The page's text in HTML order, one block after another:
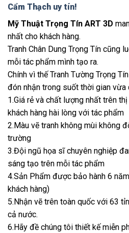
Cẩm Thạch uy tín!
Mỹ Thuật Trọng Tín ART 3D
nhất cho khách hàng.
Tranh Chân Dung Trọng Tín cũng
mỗi tác phẩm mình tạo ra.
Chính vì thế Tranh Tường Trọng
đón nhận trong suốt thời gian vừa
1.Giá rẻ và chất lượng nhất trên
khách hàng hài lòng với tác phẩm
2.Màu vẽ tranh không mùi không
trường
3.Đội ngũ họa sĩ chuyên nghiệp
sáng tạo trên mỗi tác phẩm
4.Sản Phẩm được bảo hành 6
khách hàng)
5.Nhận vẽ trên toàn quốc với 63
cả nước.
6.Hãy đề chúng tôi thiết kế miễn